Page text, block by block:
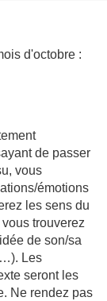
d'octobre :
de passer
vous
émotions
les sens du
trouverez
de son/sa
Les
seront les
Ne rendez pas